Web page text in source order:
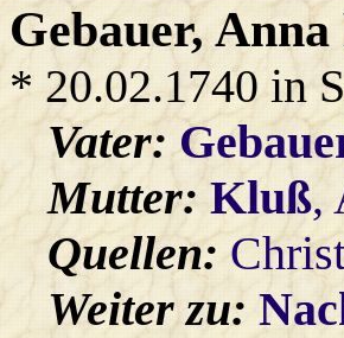
Gebauer, Anna
* 20.02.1740 in
Vater:
Mutter: Kluß,
Quellen:
Weiter zu: